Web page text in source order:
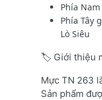
Phía
Phía Tây
Lò Siêu
🏷️ Giới thiệu
Mực TN 263
Sản phẩm